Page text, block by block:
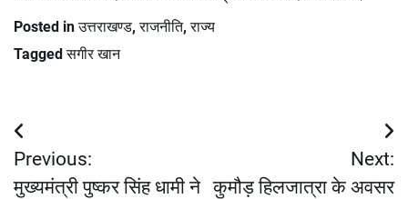
Posted inउत्तराखण्ड,राजनीति,राज्य
Taggedसगीर खान
Post
navigation
Previous:
मुख्यमंत्री पुष्कर सिंह धामी ने
Next:
कुमौड़ हिलजात्रा के अवसर